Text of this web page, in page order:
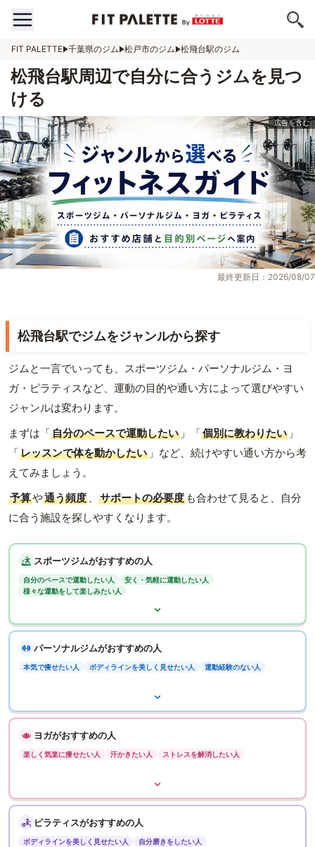
FIT PALETTE 千葉県のジム 松戸市のジム 松飛台駅のジム
松飛台駅周辺で自分に合うジムを見つ
ける
最終更新日：2026/08/07
松飛台駅でジムをジャンルから探す
ジムと一言でいっても、スポーツジム・パーソナルジム・ヨ
ガ・ピラティスなど、運動の目的や通い方によって選びやすい
ジャンルは変わります。
まずは「自分のペースで運動したい 」「個別に教わりたい 」
「レッスンで体を動かしたい 」など、続けやすい通い方から考
えてみましょう。
予算や通う頻度 、 サポートの必要度 も合わせて見ると、自分
に合う施設を探しやすくなります。
スポーツジムがおすすめの人
自分のペースで運動したい人
安く・気軽に運動したい人
様々な運動をして楽しみたい人
パーソナルジムがおすすめの人
本気で痩せたい人 ボディラインを美しく見せたい人 運動経験のない人
ヨガがおすすめの人
楽しく気楽に痩せたい人 汗かきたい人 ストレスを解消したい人
ピラティスがおすすめの人
ボディラインを美しく見せたい人
自分磨きをしたい人